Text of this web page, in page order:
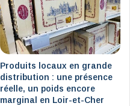
Produits locaux en grande
distribution : une présence
réelle, un poids encore
marginal en Loir-et-Cher